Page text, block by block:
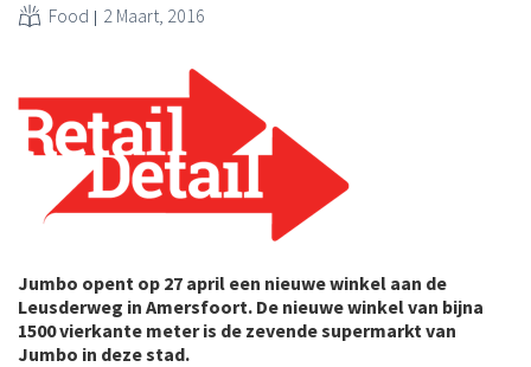
Food 2 Maart, 2016
Jumbo opent op 27 april een nieuwe winkel aan de
Leusderweg in Amersfoort. De nieuwe winkel van bijna
1500 vierkante meter is de zevende supermarkt van
Jumbo in deze stad.